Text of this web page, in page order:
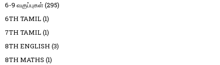
6-9 வகுப்புகள்(295)
6TH TAMIL(1)
7TH TAMIL(1)
8TH ENGLISH (3)
8TH MATHS (1)